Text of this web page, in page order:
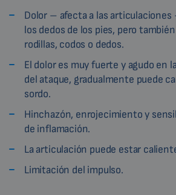
Dolor – afecta a las
los dedos de los pies, pero
rodillas, codos o dedos.
El dolor es muy fuerte y agudo en
del ataque, gradualmente puede
sordo.
Hinchazón, enrojecimiento y
de inflamación.
La articulación puede estar
Limitación del impulso.